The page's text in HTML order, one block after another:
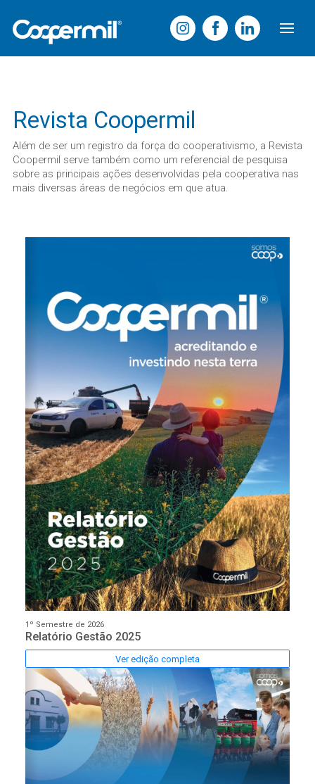
Revista Coopermil
Além de ser um registro da força do cooperativismo, a Revista
Coopermil serve também como um referencial de pesquisa
sobre as principais ações desenvolvidas pela cooperativa nas
mais diversas áreas de negócios em que atua.
1º Semestre de 2026
Relatório Gestão 2025
Ver edição completa